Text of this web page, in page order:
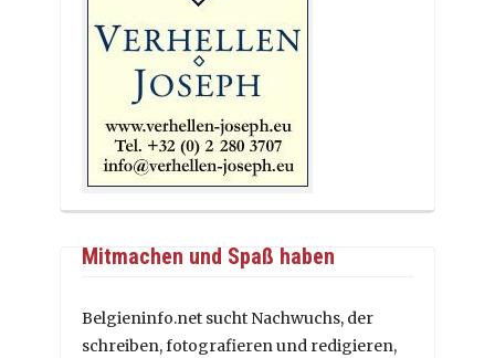
Mitmachen und Spaß haben
Belgieninfo.net sucht Nachwuchs, der
schreiben, fotografieren und redigieren,